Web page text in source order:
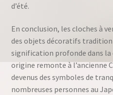
d’été.
En conclusion, les cloches à
des objets décoratifs
signification profonde dans la
origine remonte à l’ancienne
devenus des symboles de
nombreuses personnes au